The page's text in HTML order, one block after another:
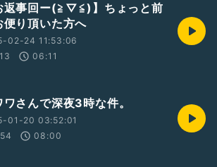
返事回ー(⁠≧⁠▽⁠≦⁠)】ちょっと前
便り頂いた方へ
02-24 11:53:06
06:11
ワさんで深夜3時な件。
01-20 03:52:01
08:00